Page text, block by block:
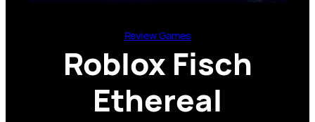
Review Games
Roblox Fisch
Ethereal